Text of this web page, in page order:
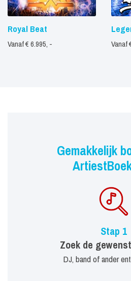
Royal Beat
Vanaf € 6.995, - Vanaf
Gemakkelijk
Stap 1
Zoek de
DJ, band of ander